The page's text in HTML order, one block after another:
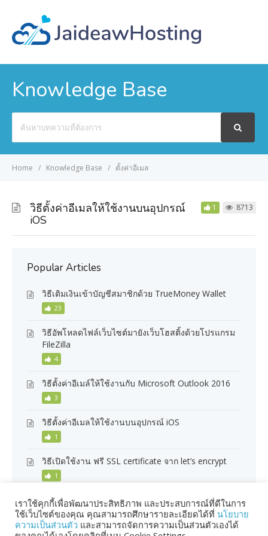
Knowledge Base
For
Home Knowledge Base ตั้งค่าอีเมล
วิธีตั้งค่าอีเมลให้ใช้งานบนอุปกรณ์
iOS
1 8713
Popular Articles
วิธีเติมเงินเข้าบัญชีสมาชิกด้วย TrueMoney Wallet
23
วิธีอัพโหลดไฟล์เว็บไซต์มายังเว็บโฮสติ้งด้วยโปรแกรม
FileZilla
4
วิธีตั้งค่าอีเมล์ให้ใช้งานกับ Microsoft Outlook 2016
3
วิธีตั้งค่าอีเมลให้ใช้งานบนอุปกรณ์ iOS
1
วิธีเปิดใช้งาน ฟรี SSL certificate จาก let’s encrypt
1
เราใช้คุกกี้เพื่อพัฒนาประสิทธิภาพ และประสบการณ์ที่ดีในการ
ใช้เว็บไซต์ของคุณ คุณสามารถศึกษารายละเอียดได้ที่ นโยบาย
ความเป็นส่วนตัว และสามารถจัดการความเป็นส่วนตัวเองได้